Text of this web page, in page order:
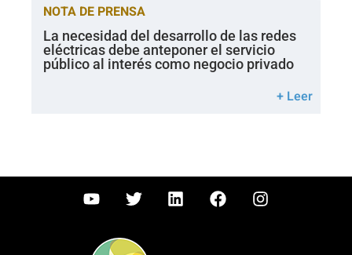
NOTA DE PRENSA
La necesidad del desarrollo de las redes
eléctricas debe anteponer el servicio
público al interés como negocio privado
+ Leer